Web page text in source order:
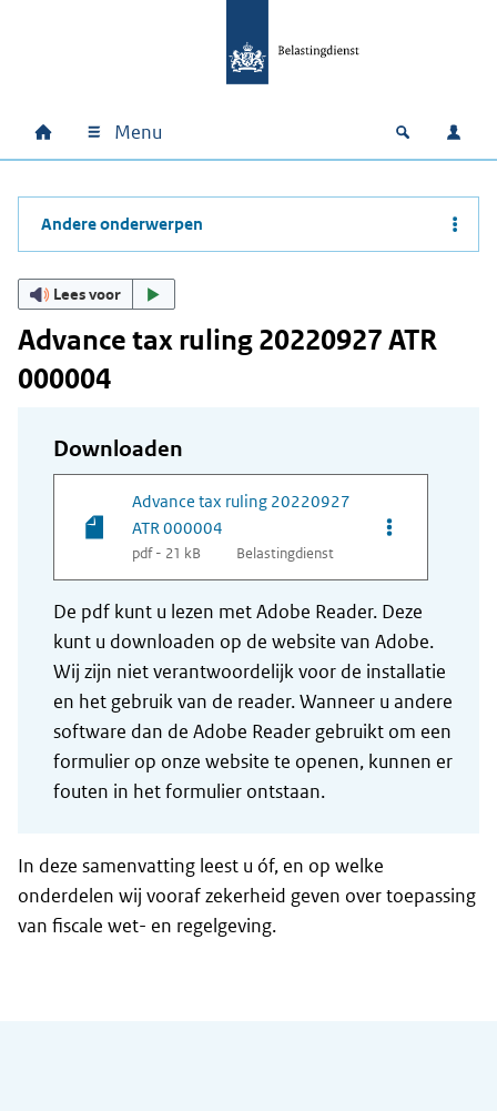
Hoofdnavigatie
Home Menu Open
Andere onderwerpen
Lees voor
Advance tax ruling 20220927 ATR
000004
Downloaden
Advance tax ruling 20220927
ATR 000004
pdf - 21 kB Belastingdienst
Opties van
De pdf kunt u lezen met Adobe Reader. Deze
kunt u downloaden op de website van Adobe.
Wij zijn niet verantwoordelijk voor de installatie
en het gebruik van de reader. Wanneer u andere
software dan de Adobe Reader gebruikt om een
formulier op onze website te openen, kunnen er
fouten in het formulier ontstaan.
In deze samenvatting leest u óf, en op welke
onderdelen wij vooraf zekerheid geven over toepassing
van fiscale wet- en regelgeving.